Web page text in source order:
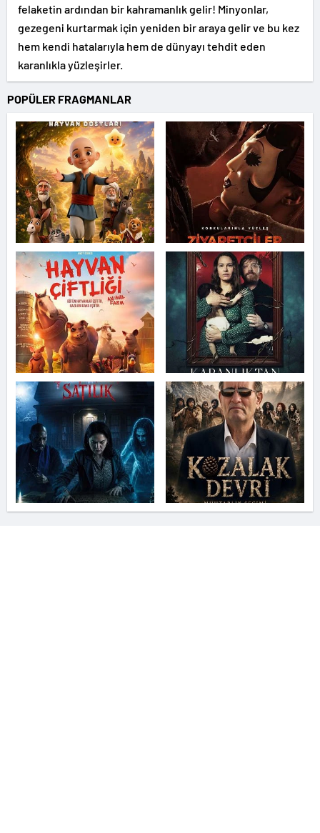
felaketin ardından bir kahramanlık gelir! Minyonlar,
gezegeni kurtarmak için yeniden bir araya gelir ve bu kez
hem kendi hatalarıyla hem de dünyayı tehdit eden
karanlıkla yüzleşirler.
POPÜLER FRAGMANLAR